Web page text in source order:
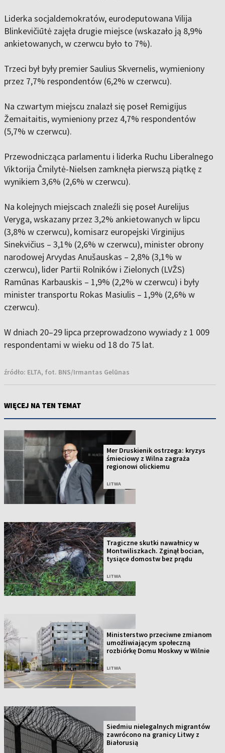
Liderka socjaldemokratów, eurodeputowana Vilija
Blinkevičiūtė zajęła drugie miejsce (wskazało ją 8,9%
ankietowanych, w czerwcu było to 7%).
Trzeci był były premier Saulius Skvernelis, wymieniony
przez 7,7% respondentów (6,2% w czerwcu).
Na czwartym miejscu znalazł się poseł Remigijus
Žemaitaitis, wymieniony przez 4,7% respondentów
(5,7% w czerwcu).
Przewodnicząca parlamentu i liderka Ruchu Liberalnego
Viktorija Čmilytė-Nielsen zamknęła pierwszą piątkę z
wynikiem 3,6% (2,6% w czerwcu).
Na kolejnych miejscach znaleźli się poseł Aurelijus
Veryga, wskazany przez 3,2% ankietowanych w lipcu
(3,8% w czerwcu), komisarz europejski Virginijus
Sinekvičius – 3,1% (2,6% w czerwcu), minister obrony
narodowej Arvydas Anušauskas – 2,8% (3,1% w
czerwcu), lider Partii Rolników i Zielonych (LVŽS)
Ramūnas Karbauskis – 1,9% (2,2% w czerwcu) i były
minister transportu Rokas Masiulis – 1,9% (2,6% w
czerwcu).
W dniach 20–29 lipca przeprowadzono wywiady z 1 009
respondentami w wieku od 18 do 75 lat.
źródło: ELTA, fot. BNS/Irmantas Gelūnas
WIĘCEJ NA TEN TEMAT
Mer Druskienik ostrzega: kryzys
śmieciowy z Wilna zagraża
regionowi olickiemu
LITWA
Tragiczne skutki nawałnicy w
Montwiliszkach. Zginął bocian,
tysiące domostw bez prądu
LITWA
Ministerstwo przeciwne zmianom
umożliwiającym społeczną
rozbiórkę Domu Moskwy w Wilnie
LITWA
Siedmiu nielegalnych migrantów
zawrócono na granicy Litwy z
Białorusią